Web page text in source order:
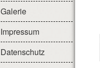
Galerie
Impressum
Datenschutz